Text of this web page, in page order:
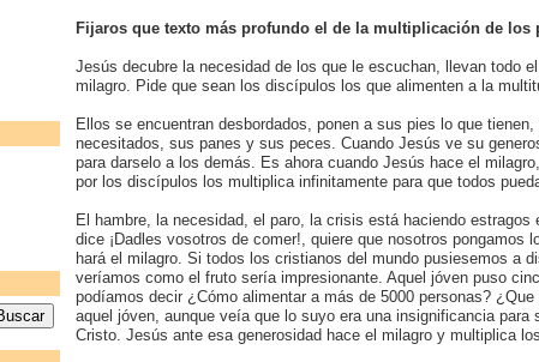
Fijaros que texto más profundo el de la multiplicación de los
Jesús decubre la necesidad de los que le escuchan, llevan todo
milagro. Pide que sean los discípulos los que alimenten a la
Ellos se encuentran desbordados, ponen a sus pies lo que
necesitados, sus panes y sus peces. Cuando Jesús ve su
para darselo a los demás. Es ahora cuando Jesús hace el
por los discípulos los multiplica infinitamente para que todos
El hambre, la necesidad, el paro, la crisis está haciendo
dice ¡Dadles vosotros de comer!, quiere que nosotros pongamos
hará el milagro. Si todos los cristianos del mundo pusiesemos a
veríamos como el fruto sería impresionante. Aquel jóven puso
podíamos decir ¿Cómo alimentar a más de 5000 personas?
aquel jóven, aunque veía que lo suyo era una insignificancia
Cristo. Jesús ante esa generosidad hace el milagro y multiplica